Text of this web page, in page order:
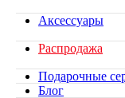
Аксессуары
Распродажа
Подарочные
Блог